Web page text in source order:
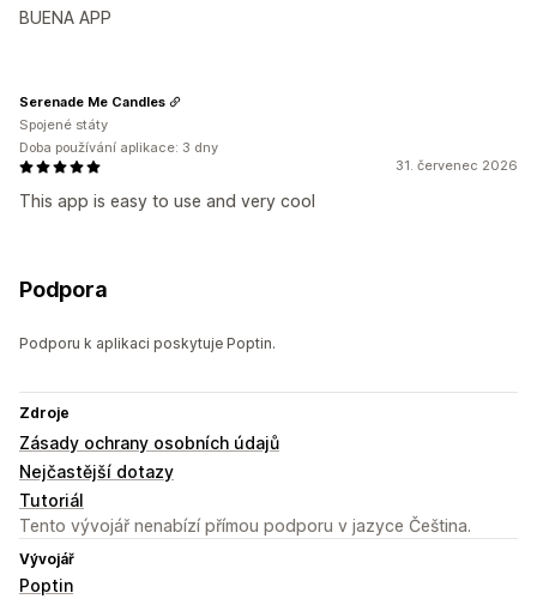
BUENA APP
31. červenec 2026
This app is easy to use and very cool
Serenade Me Candles
Spojené státy
Doba používání aplikace: 3 dny
Podpora
Podporu k aplikaci poskytuje Poptin.
Zdroje
Zásady ochrany osobních údajů
Nejčastější dotazy
Tutoriál
Tento vývojář nenabízí přímou podporu v jazyce Čeština.
Vývojář
Poptin